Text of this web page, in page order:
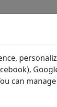
ดิบ แผนกา
สุด?
can